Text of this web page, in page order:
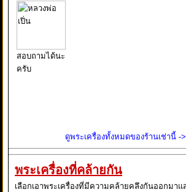
สอบถามได้นะ
ครับ
ดูพระเครื่องทั้งหมดของร้านเช่านี้ ->
พระเครื่องที่คล้ายกัน
เลือกเอาพระเครื่องที่มีความคล้ายคลึงกันออกมาแ